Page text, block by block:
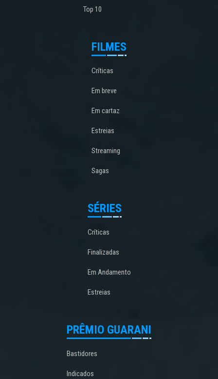
Top 10
FILMES
Críticas
Em breve
Em cartaz
Estreias
Streaming
Sagas
SÉRIES
Críticas
Finalizadas
Em Andamento
Estreias
PRÊMIO GUARANI
Bastidores
Indicados